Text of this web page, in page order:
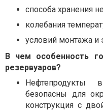
способа хранения
колебания
условий монтажа и
В чем особенность
резервуаров?
Нефтепродукты
безопасны для
конструкция с